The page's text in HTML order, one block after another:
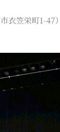
笠栄町1-47）